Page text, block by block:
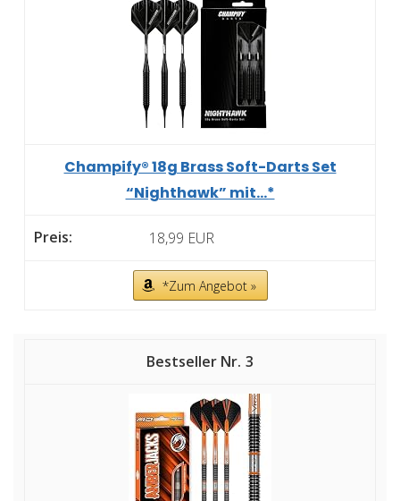
Champify® 18g Brass Soft-Darts Set
“Nighthawk” mit...*
18,99 EUR
*Zum Angebot »
3